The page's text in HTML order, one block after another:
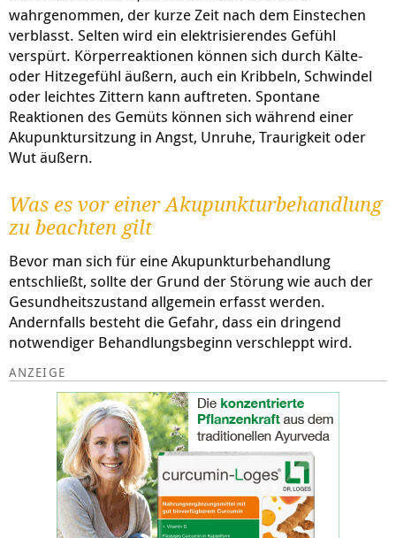
wahrgenommen, der kurze Zeit nach dem Einstechen
verblasst. Selten wird ein elektrisierendes Gefühl
verspürt. Körperreaktionen können sich durch Kälte-
oder Hitzegefühl äußern, auch ein Kribbeln, Schwindel
oder leichtes Zittern kann auftreten. Spontane
Reaktionen des Gemüts können sich während einer
Akupunktursitzung in Angst, Unruhe, Traurigkeit oder
Wut äußern.
Was es vor einer Akupunkturbehandlung
zu beachten gilt
Bevor man sich für eine Akupunkturbehandlung
entschließt, sollte der Grund der Störung wie auch der
Gesundheitszustand allgemein erfasst werden.
Andernfalls besteht die Gefahr, dass ein dringend
notwendiger Behandlungsbeginn verschleppt wird.